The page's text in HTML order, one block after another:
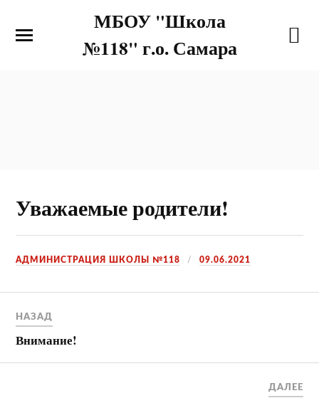
МБОУ "Школа
№118" г.о. Самара
Уважаемые родители!
АДМИНИСТРАЦИЯ ШКОЛЫ №118 09.06.2021
НАЗАД
Внимание!
ДАЛЕЕ